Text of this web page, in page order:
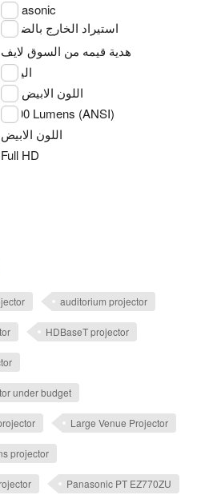
Panasonic
استيراد الخارج بالضمان
هدية قيمه من السوق لايف
اليابان
اللون الابيض
6,500 Lumens (ANSI)
اللون الابيض
Full HD
auditorium projector
HDBaseT projector
under budget
Large Venue Projector
projector
Panasonic PT EZ770ZU